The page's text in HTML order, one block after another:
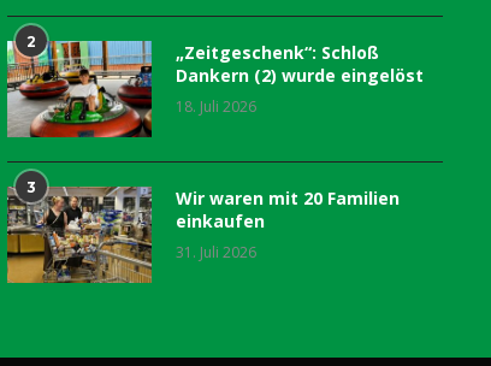
2
„Zeitgeschenk“: Schloß
Dankern (2) wurde eingelöst
18. Juli 2026
3
Wir waren mit 20 Familien
einkaufen
31. Juli 2026